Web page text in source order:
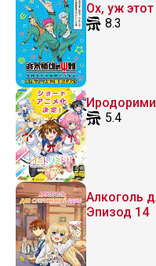
Ох, уж
8.3
5.4
Алкоголь
Эпизод 14